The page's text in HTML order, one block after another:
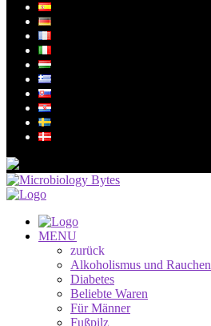
MENU
zurück
Alkoholismus und Rauchen
Diabetes
Beliebte Waren
Für Männer
Fußpilz